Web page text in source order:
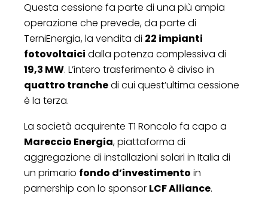
Questa cessione fa parte di una più ampia
operazione che prevede, da parte di
TerniEnergia, la vendita di 22 impianti
fotovoltaici dalla potenza complessiva di
19,3 MW. L’intero trasferimento è diviso in
quattro tranchedi cui quest’ultima cessione
è la terza.
La società acquirente T1 Roncolo fa capo a
Mareccio Energia, piattaforma di
aggregazione di installazioni solari in Italia di
un primario fondo d’investimento in
parnership con lo sponsor LCF Alliance.